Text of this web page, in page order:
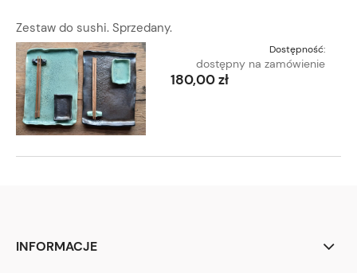
Zestaw do sushi. Sprzedany.
Dostępność:
dostępny na zamówienie
180,00 zł
INFORMACJE